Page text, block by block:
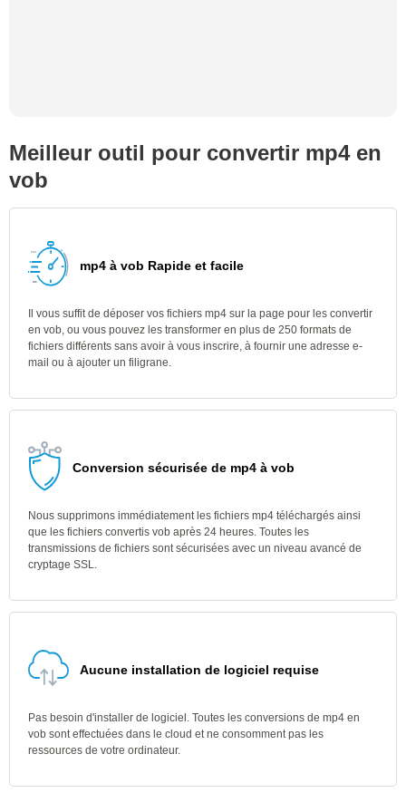
Meilleur outil pour convertir mp4 en
vob
mp4 à vob Rapide et facile
Il vous suffit de déposer vos fichiers mp4 sur la page pour les convertir
en vob, ou vous pouvez les transformer en plus de 250 formats de
fichiers différents sans avoir à vous inscrire, à fournir une adresse e-
mail ou à ajouter un filigrane.
Conversion sécurisée de mp4 à vob
Nous supprimons immédiatement les fichiers mp4 téléchargés ainsi
que les fichiers convertis vob après 24 heures. Toutes les
transmissions de fichiers sont sécurisées avec un niveau avancé de
cryptage SSL.
Aucune installation de logiciel requise
Pas besoin d'installer de logiciel. Toutes les conversions de mp4 en
vob sont effectuées dans le cloud et ne consomment pas les
ressources de votre ordinateur.